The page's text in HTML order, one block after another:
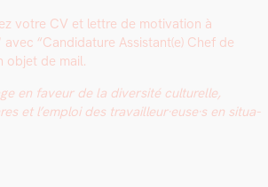
votre CV et let­tre de moti­va­tion à
avec “Can­di­da­ture Assistant(e) Chef de
objet de mail.
en faveur de la diver­sité cul­turelle,
et l’emploi des travailleur·euse·s en sit­u­a­